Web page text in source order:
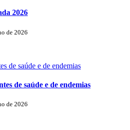
2026
de 2026
de saúde e de endemias
de saúde e de endemias
de 2026